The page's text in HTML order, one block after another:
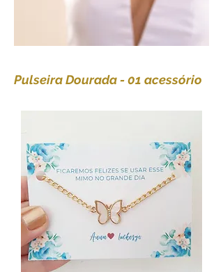
Pulseira Dourada - 01 acessório